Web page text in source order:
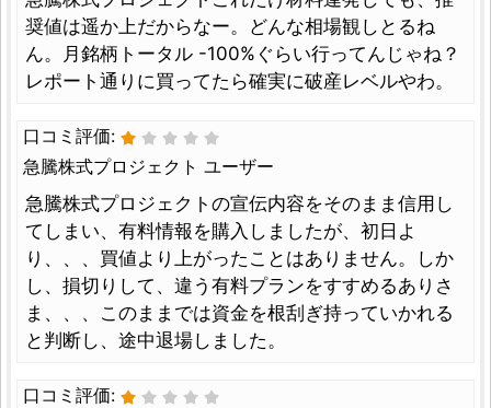
奨値は遥か上だからなー。どんな相場観しとるね
ん。月銘柄トータル -100%ぐらい行ってんじゃね？
レポート通りに買ってたら確実に破産レベルやわ。
口コミ評価:
急騰株式プロジェクト ユーザー
急騰株式プロジェクトの宣伝内容をそのまま信用し
てしまい、有料情報を購入しましたが、初日よ
り、、、買値より上がったことはありません。しか
し、損切りして、違う有料プランをすすめるありさ
ま、、、このままでは資金を根刮ぎ持っていかれる
と判断し、途中退場しました。
口コミ評価: